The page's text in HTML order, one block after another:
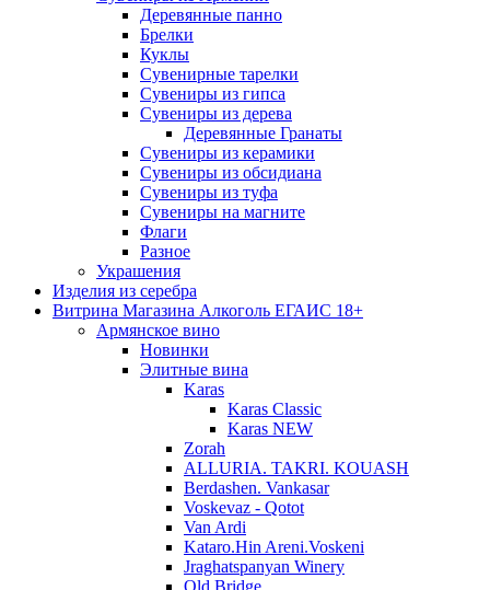
Деревянные панно
Брелки
Куклы
Сувенирные тарелки
Сувениры из гипса
Сувениры из дерева
Деревянные Гранаты
Сувениры из керамики
Сувениры из обсидиана
Сувениры из туфа
Сувениры на магните
Флаги
Разное
Украшения
Изделия из серебра
Витрина Магазина Алкоголь ЕГАИС 18+
Армянское вино
Новинки
Элитные вина
Karas
Karas Classic
Karas NEW
Zorah
ALLURIA. TAKRI. KOUASH
Berdashen. Vankasar
Voskevaz - Qotot
Van Ardi
Kataro.Hin Areni.Voskeni
Jraghatspanyan Winery
Old Bridge